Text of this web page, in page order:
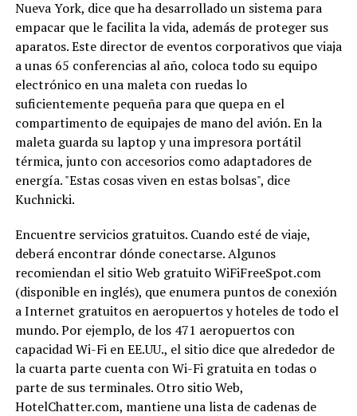
Nueva York, dice que ha desarrollado un sistema para
empacar que le facilita la vida, además de proteger sus
aparatos. Este director de eventos corporativos que viaja
a unas 65 conferencias al año, coloca todo su equipo
electrónico en una maleta con ruedas lo
suficientemente pequeña para que quepa en el
compartimento de equipajes de mano del avión. En la
maleta guarda su laptop y una impresora portátil
térmica, junto con accesorios como adaptadores de
energía. "Estas cosas viven en estas bolsas", dice
Kuchnicki.
Encuentre servicios gratuitos. Cuando esté de viaje,
deberá encontrar dónde conectarse. Algunos
recomiendan el sitio Web gratuito WiFiFreeSpot.com
(disponible en inglés), que enumera puntos de conexión
a Internet gratuitos en aeropuertos y hoteles de todo el
mundo. Por ejemplo, de los 471 aeropuertos con
capacidad Wi-Fi en EE.UU., el sitio dice que alrededor de
la cuarta parte cuenta con Wi-Fi gratuita en todas o
parte de sus terminales. Otro sitio Web,
HotelChatter.com, mantiene una lista de cadenas de